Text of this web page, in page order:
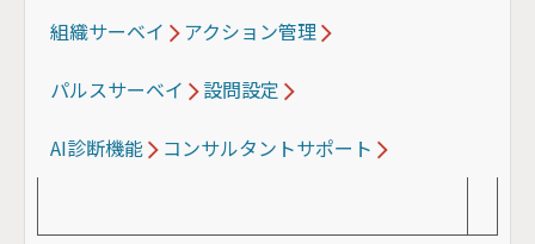
組織サーベイ アクション管理
パルスサーベイ 設問設定
AI診断機能 コンサルタントサポート